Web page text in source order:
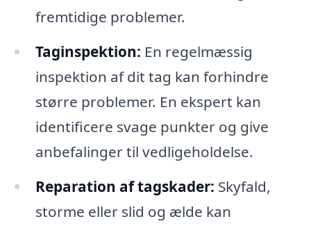
fremtidige problemer.
Taginspektion: En regelmæssig
inspektion af dit tag kan forhindre
større problemer. En ekspert kan
identificere svage punkter og give
anbefalinger til vedligeholdelse.
Reparation af tagskader: Skyfald,
storme eller slid og ælde kan